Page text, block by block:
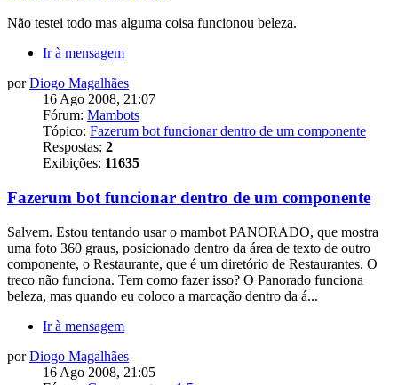
Não testei todo mas alguma coisa funcionou beleza.
Ir à mensagem
porDiogo Magalhães
16 Ago 2008, 21:07
Fórum: Mambots
Tópico: Fazerum bot funcionar dentro de um componente
Respostas: 2
Exibições: 11635
Fazerum bot funcionar dentro de um componente
Salvem. Estou tentando usar o mambot PANORADO, que mostra
uma foto 360 graus, posicionado dentro da área de texto de outro
componente, o Restaurante, que é um diretório de Restaurantes. O
treco não funciona. Tem como fazer isso? O Panorado funciona
beleza, mas quando eu coloco a marcação dentro da á...
Ir à mensagem
porDiogo Magalhães
16 Ago 2008, 21:05